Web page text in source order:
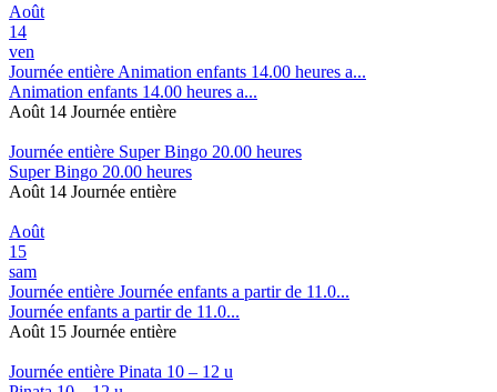
Août
14
ven
Journée entièreAnimation enfants 14.00 heures a...
Animation enfants 14.00 heures a...
Août 14 Journée entière
Journée entière Super Bingo 20.00 heures
Super Bingo 20.00 heures
Août 14 Journée entière
Août
15
sam
Journée entière Journée enfants a partir de 11.0...
Journée enfants a partir de 11.0...
Août 15 Journée entière
Journée entière Pinata 10 – 12 u